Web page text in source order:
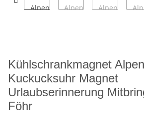
Kühlschrankmagnet Alpen
Kuckucksuhr Magnet
Urlaubserinnerung
Föhr